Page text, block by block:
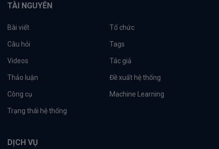
TÀI NGUYÊN
Bài viết Tổ chức
Câu hỏi Tags
Videos Tác giả
Thảo luận Đề xuất hệ thống
Công cụ Machine Learning
Trạng thái hệ thống
DỊCH VỤ